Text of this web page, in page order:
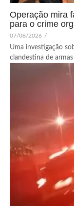
Operação mira
para o crime
07/08/2026 /
Uma investigação
clandestina de